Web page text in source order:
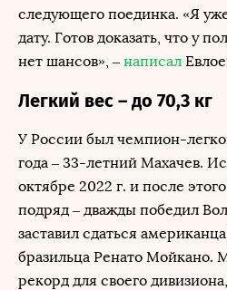
следующего поединка. «Я
дату. Готов доказать, что у
нет шансов», – написал
Легкий вес – до 70,3 кг
У России был чемпион-
года – 33-летний Махачев.
октябре 2022 г. и после
подряд – дважды победил
заставил сдаться
бразильца Ренато Мойкано.
рекорд для своего